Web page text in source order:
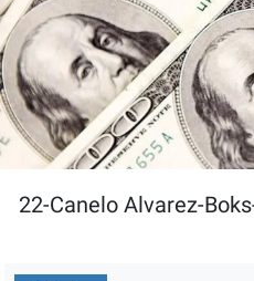
22-Canelo Alvarez-